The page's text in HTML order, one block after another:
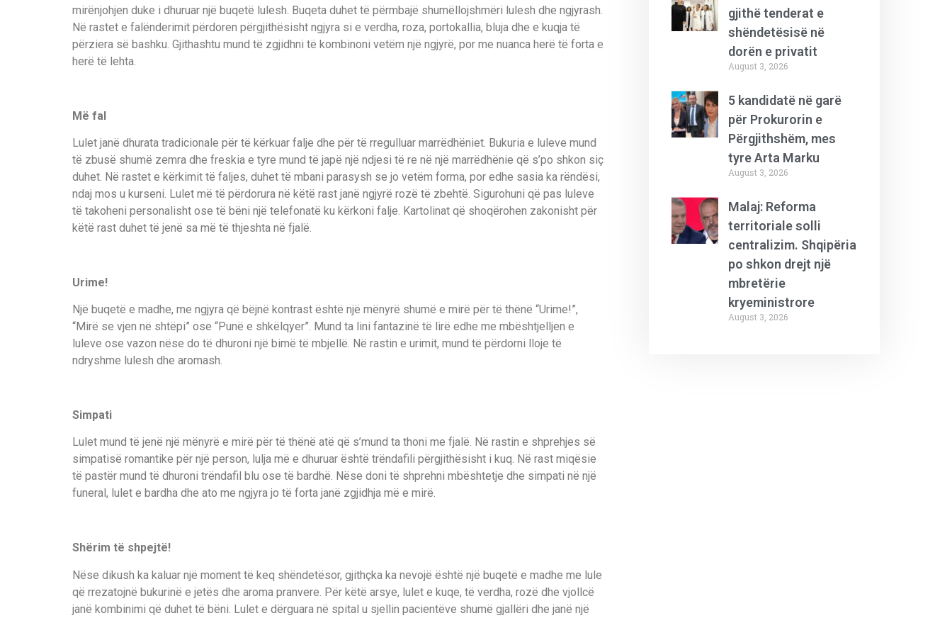
mirënjohjen duke i dhuruar një buqetë lulesh. Buqeta duhet të përmbajë shumëllojshmëri lulesh dhe ngjyrash.
Në rastet e falënderimit përdoren përgjithësisht ngjyra si e verdha, roza, portokallia, bluja dhe e kuqja të
përziera së bashku. Gjithashtu mund të zgjidhni të kombinoni vetëm një ngjyrë, por me nuanca herë të forta e
herë të lehta.
Më fal
Lulet janë dhurata tradicionale për të kërkuar falje dhe për të rregulluar marrëdhëniet. Bukuria e luleve mund
të zbusë shumë zemra dhe freskia e tyre mund të japë një ndjesi të re në një marrëdhënie që s’po shkon siç
duhet. Në rastet e kërkimit të faljes, duhet të mbani parasysh se jo vetëm forma, por edhe sasia ka rëndësi,
ndaj mos u kurseni. Lulet më të përdorura në këtë rast janë ngjyrë rozë të zbehtë. Sigurohuni që pas luleve
të takoheni personalisht ose të bëni një telefonatë ku kërkoni falje. Kartolinat që shoqërohen zakonisht për
këtë rast duhet të jenë sa më të thjeshta në fjalë.
Urime!
Një buqetë e madhe, me ngjyra që bëjnë kontrast është një mënyrë shumë e mirë për të thënë “Urime!”,
“Mirë se vjen në shtëpi” ose “Punë e shkëlqyer”. Mund ta lini fantazinë të lirë edhe me mbështjelljen e
luleve ose vazon nëse do të dhuroni një bimë të mbjellë. Në rastin e urimit, mund të përdorni lloje të
ndryshme lulesh dhe aromash.
Simpati
Lulet mund të jenë një mënyrë e mirë për të thënë atë që s’mund ta thoni me fjalë. Në rastin e shprehjes së
simpatisë romantike për një person, lulja më e dhuruar është trëndafili përgjithësisht i kuq. Në rast miqësie
të pastër mund të dhuroni trëndafil blu ose të bardhë. Nëse doni të shprehni mbështetje dhe simpati në një
funeral, lulet e bardha dhe ato me ngjyra jo të forta janë zgjidhja më e mirë.
Shërim të shpejtë!
Nëse dikush ka kaluar një moment të keq shëndetësor, gjithçka ka nevojë është një buqetë e madhe me lule
që rrezatojnë bukurinë e jetës dhe aroma pranvere. Për këtë arsye, lulet e kuqe, të verdha, rozë dhe vjollcë
janë kombinimi që duhet të bëni. Lulet e dërguara në spital u sjellin pacientëve shumë gjallëri dhe janë një
gjithë tenderat e
shëndetësisë në
dorën e privatit
August 3, 2026
5 kandidatë në garë
për Prokurorin e
Përgjithshëm, mes
tyre Arta Marku
August 3, 2026
Malaj: Reforma
territoriale solli
centralizim. Shqipëria
po shkon drejt një
mbretërie
kryeministrore
August 3, 2026